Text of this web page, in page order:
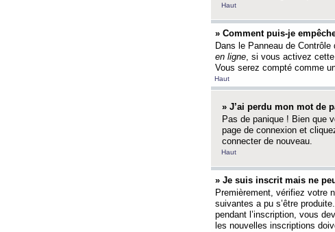
Haut
» Comment puis-je
Dans le Panneau de
en ligne, si vous activez
Vous serez compté comme
Haut
» J’ai perdu mon mot de
Pas de panique ! Bien que
page de connexion et
connecter de nouveau.
Haut
» Je suis inscrit mais ne
Premièrement, vérifiez votre
suivantes a pu s’être
pendant l’inscription, vous
les nouvelles inscriptions